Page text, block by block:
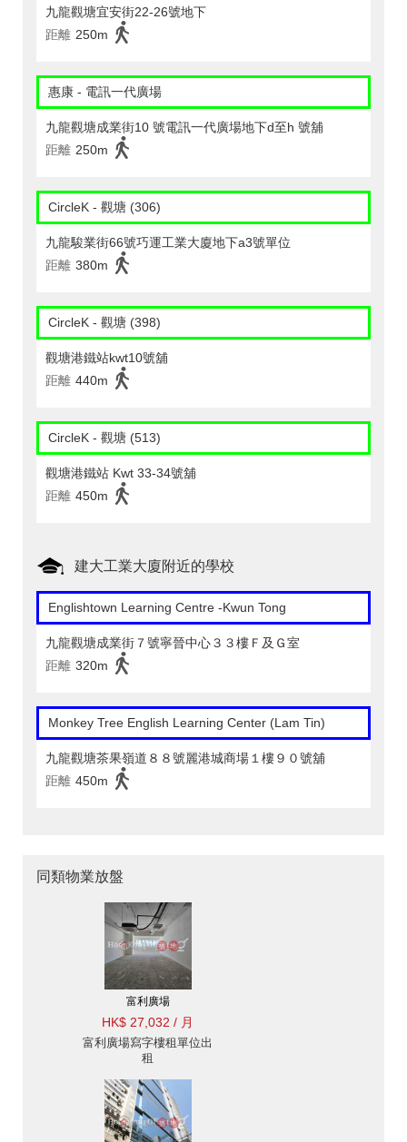
九龍觀塘宜安街22-26號地下
距離 250m
惠康 - 電訊一代廣場
九龍觀塘成業街10 號電訊一代廣場地下d至h 號舖
距離 250m
CircleK - 觀塘 (306)
九龍駿業街66號巧運工業大廈地下a3號單位
距離 380m
CircleK - 觀塘 (398)
觀塘港鐵站kwt10號舖
距離 440m
CircleK - 觀塘 (513)
觀塘港鐵站 Kwt 33-34號舖
距離 450m
建大工業大廈附近的學校
Englishtown Learning Centre‎ -Kwun Tong
九龍觀塘成業街７號寧晉中心３３樓Ｆ及Ｇ室
距離 320m
Monkey Tree English Learning Center (Lam Tin)
九龍觀塘茶果嶺道８８號麗港城商場１樓９０號舖
距離 450m
同類物業放盤
富利廣場
HK$ 27,032 / 月
富利廣場寫字樓租單位出
租